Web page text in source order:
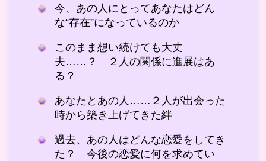
今、あの人にとってあなたはどん
な“存在”になっているのか
このまま想い続けても大丈
夫……？ ２人の関係に進展はあ
る？
あなたとあの人……２人が出会った
時から築き上げてきた絆
過去、あの人はどんな恋愛をしてき
た？ 今後の恋愛に何を求めてい